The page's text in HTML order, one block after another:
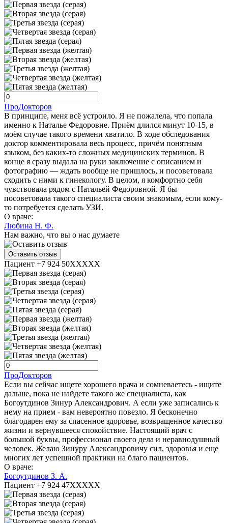
ПроДокторов
В принципе, меня всё устроило. Я не пожалела, что попала
именно к Наталье Федоровне. Приём длился минут 10-15, в
моём случае такого времени хватило. В ходе обследования
доктор комментировала весь процесс, причём понятным
языком, без каких-то сложных медицинских терминов. В
конце я сразу выдала на руки заключение с описанием и
фотографию — ждать вообще не пришлось, и посоветовала
сходить с ними к гинекологу. В целом, я комфортно себя
чувствовала рядом с Натальей Федоровной. Я бы
посоветовала такого специалиста своим знакомым, если кому-
то потребуется сделать УЗИ.
О враче:
Любина Н. Ф.
Нам важно, что вы о нас думаете
Оставить отзыв
Пациент +7 924 50XXXXX
ПроДокторов
Если вы сейчас ищете хорошего врача и сомневаетесь - ищите
дальше, пока не найдете такого же специалиста, как
Богоутдинов Зинур Александрович. А если уже записались к
нему на прием - вам невероятно повезло. Я бесконечно
благодарен ему за спасенное здоровье, возвращенное качество
жизни и вернувшееся спокойствие. Настоящий врач с
большой буквы, профессионал своего дела и неравнодушный
человек. Желаю Зинуру Александровичу сил, здоровья и еще
многих лет успешной практики на благо пациентов.
О враче:
Богоутдинов З. А.
Пациент +7 924 47XXXXX